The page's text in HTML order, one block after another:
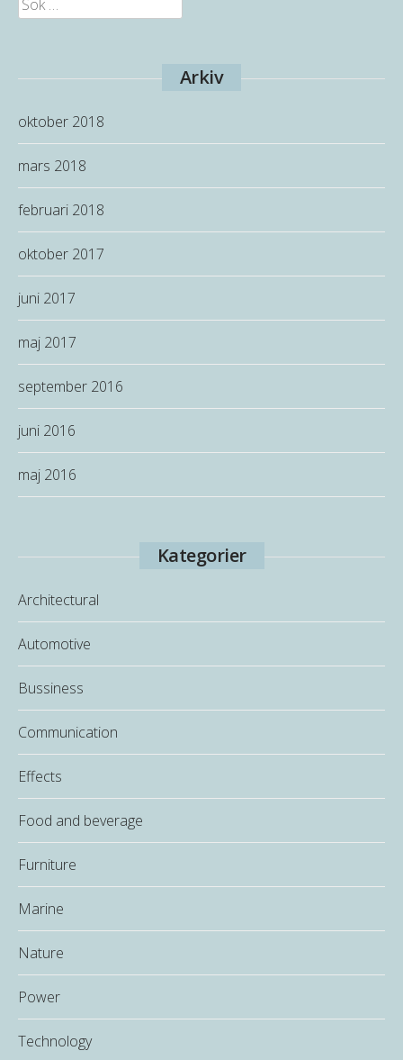
efter:
Arkiv
oktober 2018
mars 2018
februari 2018
oktober 2017
juni 2017
maj 2017
september 2016
juni 2016
maj 2016
Kategorier
Architectural
Automotive
Bussiness
Communication
Effects
Food and beverage
Furniture
Marine
Nature
Power
Technology